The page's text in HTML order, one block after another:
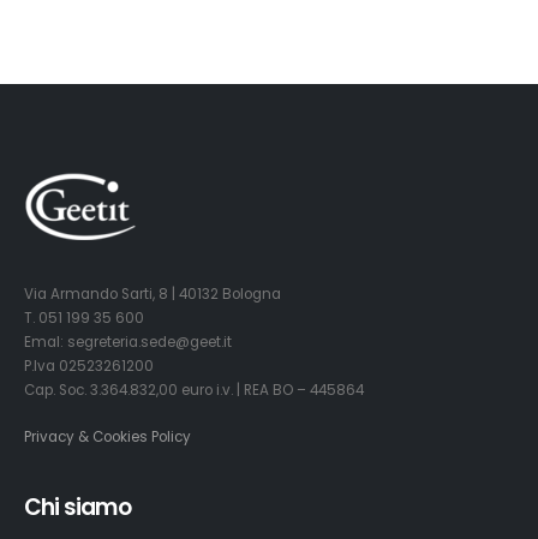
Via Armando Sarti, 8 | 40132 Bologna
T. 051 199 35 600
Emal: segreteria.sede@geet.it
P.Iva 02523261200
Cap. Soc. 3.364.832,00 euro i.v. | REA BO – 445864
Privacy & Cookies Policy
Chi siamo